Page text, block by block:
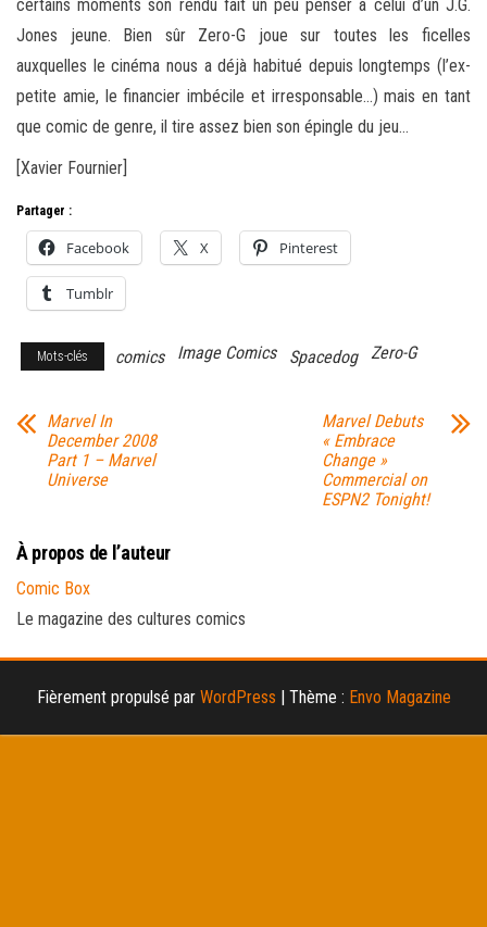
certains moments son rendu fait un peu penser à celui d’un J.G.
Jones jeune. Bien sûr Zero-G joue sur toutes les ficelles
auxquelles le cinéma nous a déjà habitué depuis longtemps (l’ex-
petite amie, le financier imbécile et irresponsable…) mais en tant
que comic de genre, il tire assez bien son épingle du jeu…
[Xavier Fournier]
Partager :
Facebook X Pinterest
Tumblr
Mots-clés comics Image Comics Spacedog Zero-G
Marvel In
December 2008
Part 1 – Marvel
Universe
Marvel Debuts
« Embrace
Change »
Commercial on
ESPN2 Tonight!
À propos de l’auteur
Comic Box
Le magazine des cultures comics
Fièrement propulsé par WordPress | Thème : Envo Magazine